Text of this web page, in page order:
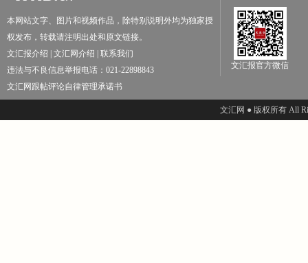
本网站文字、图片和视频作品，除特别说明外均为独家授
权发布，转载请注明出处和原文链接。
文汇报介绍
文汇网介绍
联系我们
违法与不良信息举报电话：021-22898843
文汇网跟帖评论自律管理承诺书
文汇报官方微信
文汇网 ● 版权所有 All